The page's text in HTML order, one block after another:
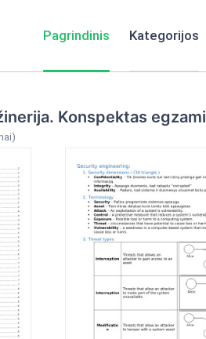
Pagrindinis Kategorijos
Konspektas